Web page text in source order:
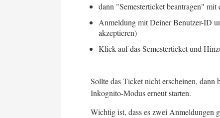
dann "Semesterticket beantragen"
Anmeldung mit Deiner Benutzer-ID
akzeptieren)
Klick auf das Semesterticket und
Sollte das Ticket nicht erscheinen, dann
Inkognito-Modus erneut starten.
Wichtig ist, dass es zwei Anmeldungen